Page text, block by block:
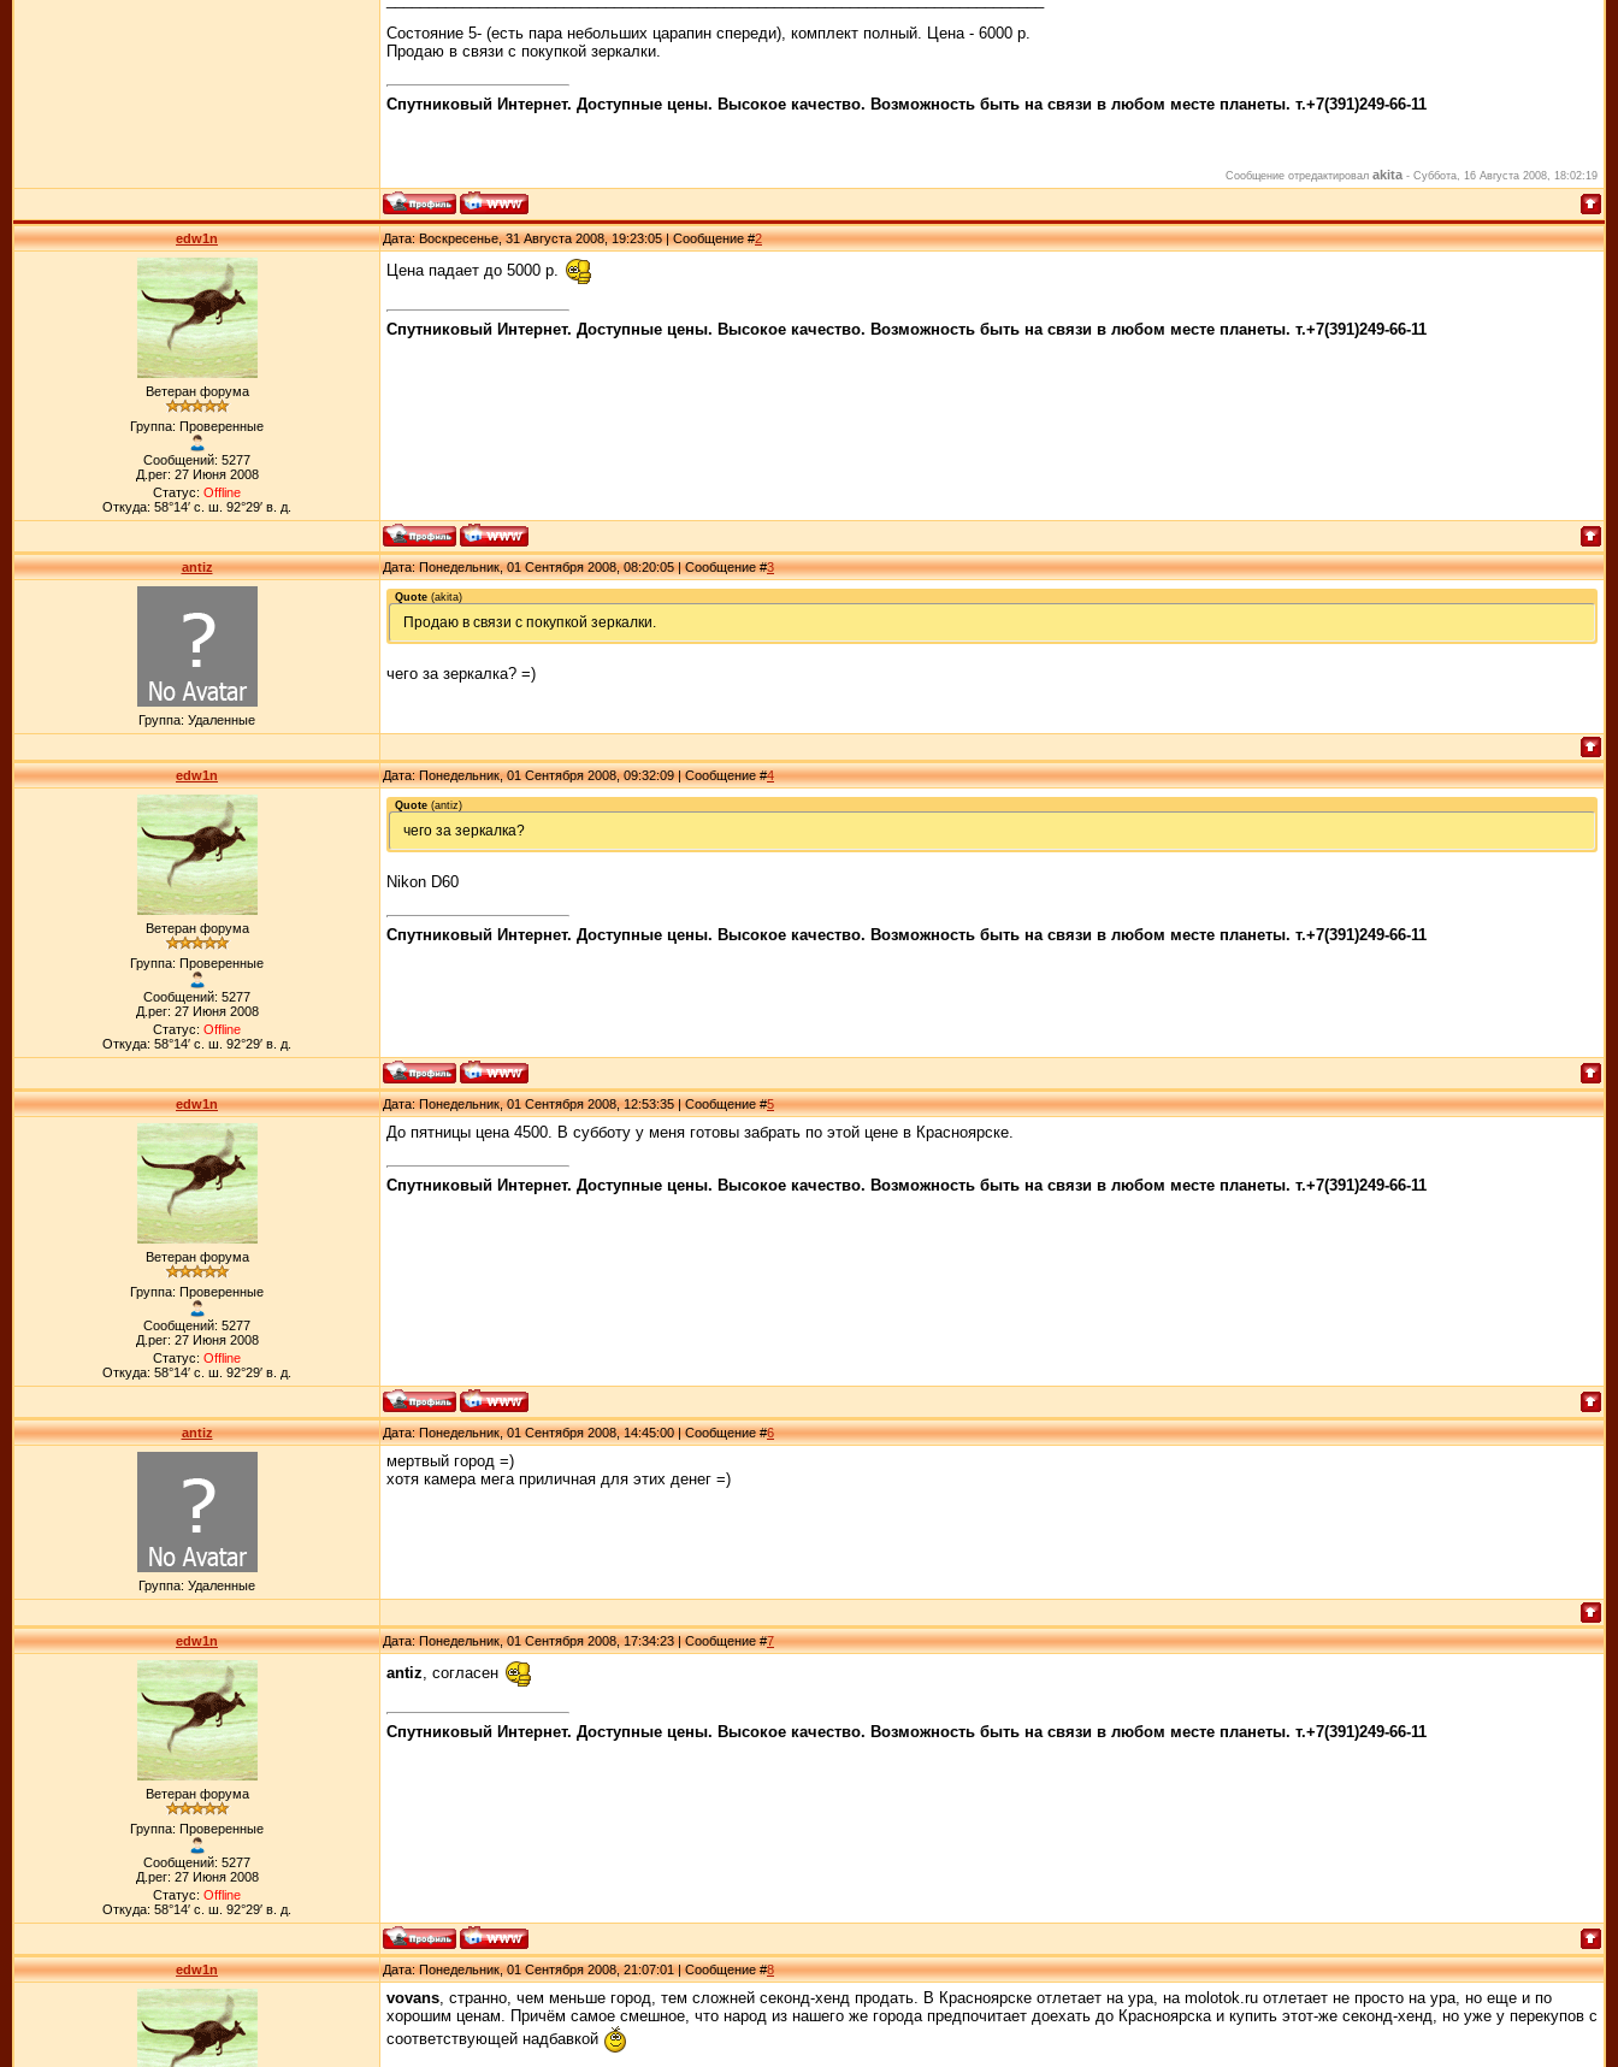
Состояние 5- (есть пара небольших царапин спереди), комплект полный. Цена - 6000 р.
Продаю в связи с покупкой зеркалки.
Спутниковый Интернет. Доступные цены. Высокое качество. Возможность быть на связи в любом месте планеты. т.+7(391)249-66-11
Сообщение отредактировал akita - Суббота, 16 Августа 2008, 18:02:19
edw1n Дата: Воскресенье, 31 Августа 2008, 19:23:05 | Сообщение #2
Ветеран форума
Группа: Проверенные
Сообщений: 5277
Д.рег: 27 Июня 2008
Статус: Offline
Откуда: 58°14′ с. ш. 92°29′ в. д.
Цена падает до 5000 р.
Спутниковый Интернет. Доступные цены. Высокое качество. Возможность быть на связи в любом месте планеты. т.+7(391)249-66-11
antiz Дата: Понедельник, 01 Сентября 2008, 08:20:05 | Сообщение #3
Группа: Удаленные
Quote (akita)
Продаю в связи с покупкой зеркалки.
чего за зеркалка? =)
edw1n Дата: Понедельник, 01 Сентября 2008, 09:32:09 | Сообщение #4
Ветеран форума
Группа: Проверенные
Сообщений: 5277
Д.рег: 27 Июня 2008
Статус: Offline
Откуда: 58°14′ с. ш. 92°29′ в. д.
Quote (antiz)
чего за зеркалка?
Nikon D60
Спутниковый Интернет. Доступные цены. Высокое качество. Возможность быть на связи в любом месте планеты. т.+7(391)249-66-11
edw1n Дата: Понедельник, 01 Сентября 2008, 12:53:35 | Сообщение #5
Ветеран форума
Группа: Проверенные
Сообщений: 5277
Д.рег: 27 Июня 2008
Статус: Offline
Откуда: 58°14′ с. ш. 92°29′ в. д.
До пятницы цена 4500. В субботу у меня готовы забрать по этой цене в Красноярске.
Спутниковый Интернет. Доступные цены. Высокое качество. Возможность быть на связи в любом месте планеты. т.+7(391)249-66-11
antiz Дата: Понедельник, 01 Сентября 2008, 14:45:00 | Сообщение #6
Группа: Удаленные
мертвый город =)
хотя камера мега приличная для этих денег =)
edw1n Дата: Понедельник, 01 Сентября 2008, 17:34:23 | Сообщение #7
Ветеран форума
Группа: Проверенные
Сообщений: 5277
Д.рег: 27 Июня 2008
Статус: Offline
Откуда: 58°14′ с. ш. 92°29′ в. д.
antiz, согласен
Спутниковый Интернет. Доступные цены. Высокое качество. Возможность быть на связи в любом месте планеты. т.+7(391)249-66-11
edw1n Дата: Понедельник, 01 Сентября 2008, 21:07:01 | Сообщение #8
vovans, странно, чем меньше город, тем сложней секонд-хенд продать. В Красноярске отлетает на ура, на molotok.ru отлетает не просто на ура, но еще и по
хорошим ценам. Причём самое смешное, что народ из нашего же города предпочитает доехать до Красноярска и купить этот-же секонд-хенд, но уже у перекупов с
соответствующей надбавкой